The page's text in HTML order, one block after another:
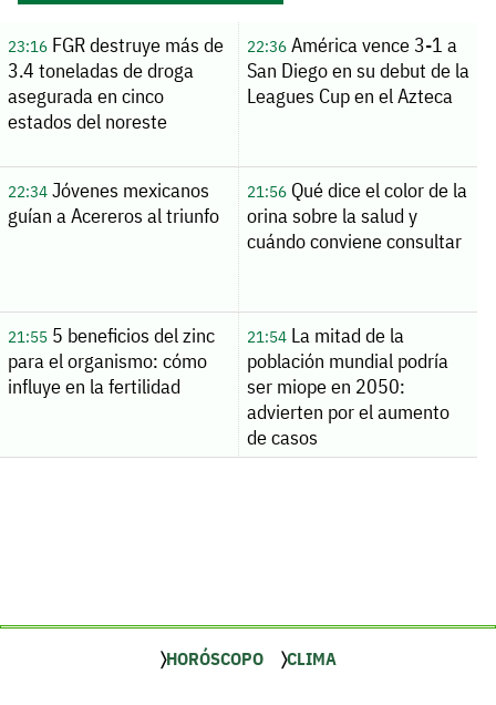
23:16FGR destruye más de
3.4 toneladas de droga
asegurada en cinco
estados del noreste
22:36América vence 3-1 a
San Diego en su debut de la
Leagues Cup en el Azteca
22:34Jóvenes mexicanos
guían a Acereros al triunfo
21:56Qué dice el color de la
orina sobre la salud y
cuándo conviene consultar
21:555 beneficios del zinc
para el organismo: cómo
influye en la fertilidad
21:54La mitad de la
población mundial podría
ser miope en 2050:
advierten por el aumento
de casos
HORÓSCOPO CLIMA